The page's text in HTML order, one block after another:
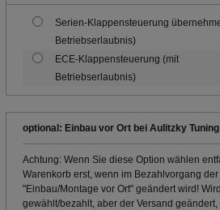
Serien-Klappensteuerung
Betriebserlaubnis)
ECE-Klappensteuerung (mit
Betriebserlaubnis)
optional: Einbau vor Ort bei Aulitzky Tuning
Achtung: Wenn Sie diese Option wählen
Warenkorb erst, wenn im Bezahlvorgang der
"Einbau/Montage vor Ort" geändert wird!
gewählt/bezahlt, aber der Versand